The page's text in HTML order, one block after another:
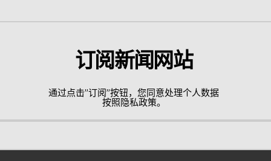
订阅新闻网站
通过点击”订阅”按钮，您同意处理个人数据
按照隐私政策。